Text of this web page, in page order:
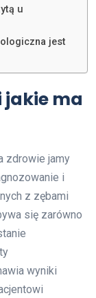
u
jest
jakie ma
zdrowie jamy
i
z zębami
się zarówno
wyniki